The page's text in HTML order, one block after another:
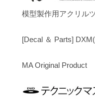
模型製作用アクリル
[Decal ＆ Parts]
MA Original Product